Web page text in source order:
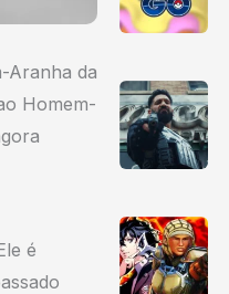
Aranha da
Homem-
é